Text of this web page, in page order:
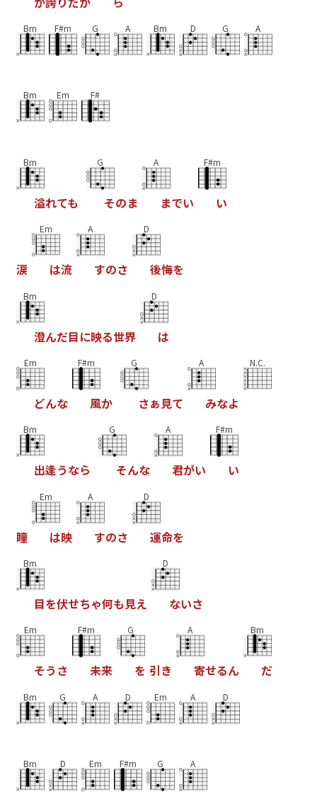
Bm F#m G A Bm D G A
Bm Em F#
Bm
溢れても
G
そのま
A
までい
F#m
い
涙
Em
は流
A
すのさ
D
後悔を
Bm
澄んだ目に映る世界
D
は
Em
どんな
F#m
風か
G
さぁ見て
A
みなよ
N.C.
Bm
出逢うなら
G
そんな
A
君がい
F#m
い
瞳
Em
は映
A
すのさ
D
運命を
Bm
目を伏せちゃ何も見え
D
ないさ
Em
そう さ
F#m
未来
G
を 引き
A
寄せるん
Bm
だ
Bm G A D Em A D
Bm D Em F#m G A